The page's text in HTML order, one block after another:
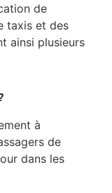
de
taxis et des
ainsi plusieurs
à
de
dans les